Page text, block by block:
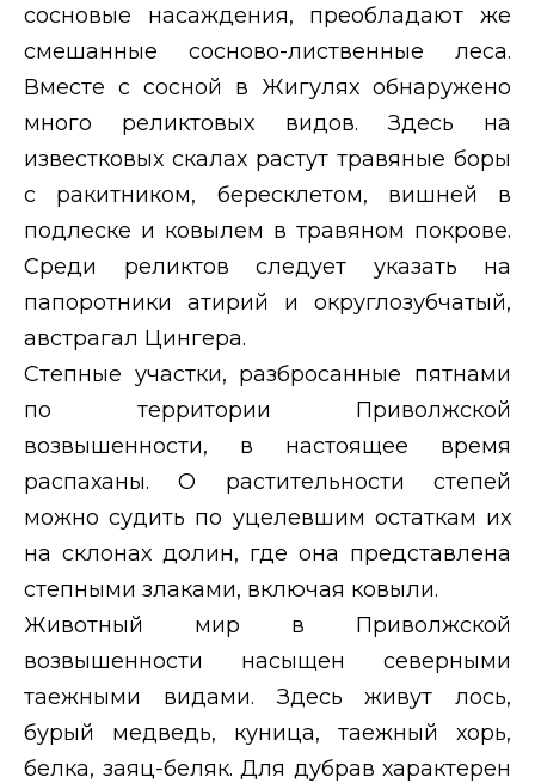
сосновые насаждения, преобладают же
смешанные сосново-лиственные леса.
Вместе с сосной в Жигулях обнаружено
много реликтовых видов. Здесь на
известковых скалах растут травяные боры
с ракитником, бересклетом, вишней в
подлеске и ковылем в травяном покрове.
Среди реликтов следует указать на
папоротники атирий и округлозубчатый,
австрагал Цингера.
Степные участки, разбросанные пятнами
по территории Приволжской
возвышенности, в настоящее время
распаханы. О растительности степей
можно судить по уцелевшим остаткам их
на склонах долин, где она представлена
степными злаками, включая ковыли.
Животный мир в Приволжской
возвышенности насыщен северными
таежными видами. Здесь живут лось,
бурый медведь, куница, таежный хорь,
белка, заяц-беляк. Для дубрав характерен